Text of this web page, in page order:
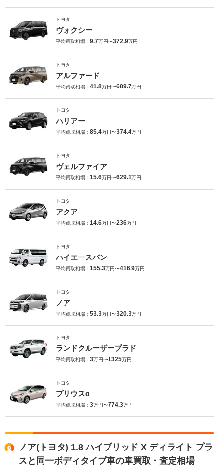
トヨタ
ヴォクシー
平均買取相場： 9.7万円〜372.9万円
トヨタ
アルファード
平均買取相場： 41.8万円〜689.7万円
トヨタ
ハリアー
平均買取相場： 85.4万円〜374.4万円
トヨタ
ヴェルファイア
平均買取相場： 15.6万円〜629.1万円
トヨタ
アクア
平均買取相場： 14.6万円〜236万円
トヨタ
ハイエースバン
平均買取相場： 155.3万円〜416.9万円
トヨタ
ノア
平均買取相場： 53.3万円〜320.3万円
トヨタ
ランドクルーザープラド
平均買取相場： 3万円〜1325万円
トヨタ
プリウスα
平均買取相場： 3万円〜774.3万円
ノア(トヨタ) 1.8 ハイブリッド X ディライト プラ
スと同一ボディタイプ車の車買取・査定相場